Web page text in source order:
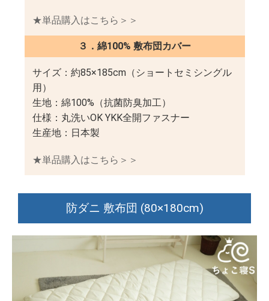
★単品購入はこちら＞＞
３．綿100% 敷布団カバー
サイズ：約85×185cm（ショートセミシングル
用）
生地：綿100%（抗菌防臭加工）
仕様：丸洗いOK YKK全開ファスナー
生産地：日本製
★単品購入はこちら＞＞
防ダニ 敷布団 (80×180cm)